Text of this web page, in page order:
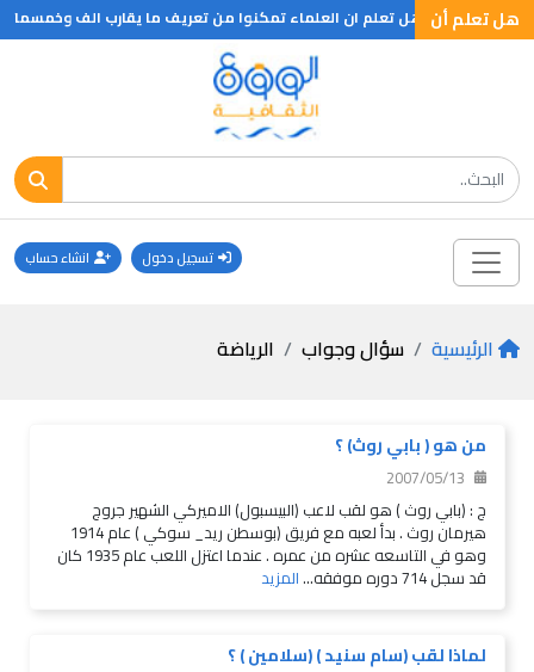
هل تعلم أن
.. ؟ هل تعلم ان العلماء تمكنوا من تعريف ما يقارب الف وخمسمائة
تسجيل دخول انشاء حساب
الرئيسية سؤال وجواب الرياضة
من هو ( بابي روث) ؟
2007/05/13
ج : (بابي روث ) هو لقب لاعب (البيسبول) الاميركي الشهير جروج
هيرمان روث . بدأ لعبه مع فريق (بوسطن ريد_ سوكي ) عام 1914
وهو في التاسعه عشره من عمره . عندما اعتزل اللعب عام 1935 كان
قد سجل 714 دوره موفقه... المزيد
لماذا لقب (سام سنيد ) (سلامين ) ؟